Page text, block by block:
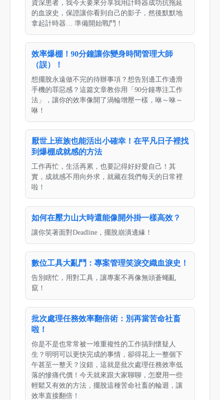
資深患者，我今天要來分享我用計時器成功抗拖延
的血淚史，保證讓你看到自己的影子，然後默默地
拿起計時器… 準備開始戰鬥！
效率爆棚！90分鐘讓你變身時間管理大師
（誤）！
想擺脫永遠做不完的待辦事項？想告別邊工作邊滑
手機的罪惡感？這篇文章教你用「90分鐘專注工作
法」，讓你的效率像開了渦輪增壓一樣，咻～咻～
咻！
厭世上班族也能活出小確幸！在平凡日子裡找
到爆棚成就感的方法
工作再忙，生活再累，也要記得好好愛自己！其
實，成就感不用向外求，就藏在我們每天的日常裡
啦！
如何在壓力山大時還能像開外掛一樣高效？
讓你笑著面對Deadline，擺脫崩潰邊緣！
數位工具大亂鬥：專案管理笑淚交織血淚史！
告別瞎忙，用對工具，讓專案不再像無頭蒼蠅亂
竄！
批次處理任務效率翻倍術：別再當苦命社畜
啦！
你是不是也常常被一堆重複性的工作搞到懷疑人
生？明明可以更快完成的事情，卻得花上一整個下
午甚至一整天？沒錯，這就是批次處理任務效率低
落的慘痛代價！今天就來跟大家聊聊，怎麼用一些
輕鬆又有效的方法，擺脫這種苦命社畜的輪迴，讓
效率直接翻倍！